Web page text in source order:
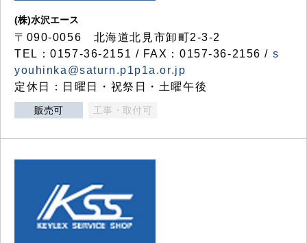
(株)水沢エース
〒090-0056 北海道北見市卸町2-3-2
TEL：0157-36-2151 / FAX：0157-36-2156 / s
youhinka@saturn.p1p1a.or.jp
定休日：日曜日・祝祭日・土曜午後
販売可 工事・取付可